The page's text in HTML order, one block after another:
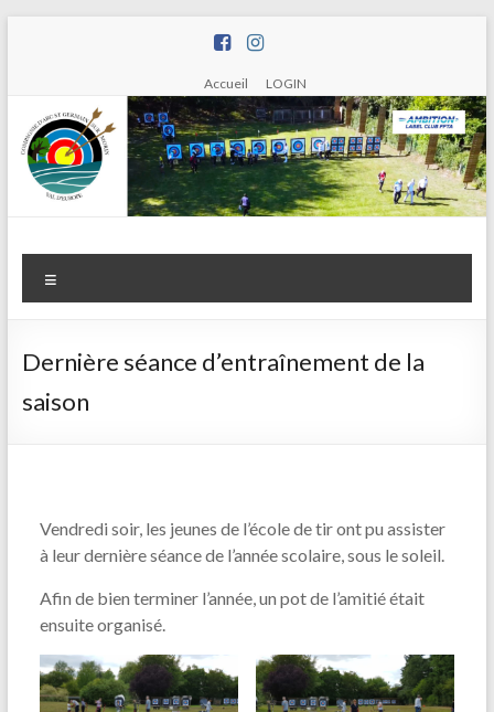
Accueil LOGIN
Compagnie
d'arc de
Saint
Germain
Dernière séance d’entraînement de la
saison
Vendredi soir, les jeunes de l’école de tir ont pu assister
à leur dernière séance de l’année scolaire, sous le soleil.
Afin de bien terminer l’année, un pot de l’amitié était
ensuite organisé.